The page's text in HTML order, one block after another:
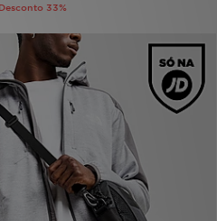
Desconto 33%